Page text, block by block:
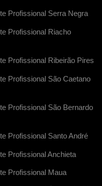
Profissional Serra Negra
Profissional Riacho
Profissional Ribeirão Pires
Profissional São Caetano
Profissional São Bernardo
Profissional Santo André
Profissional Anchieta
Profissional Maua